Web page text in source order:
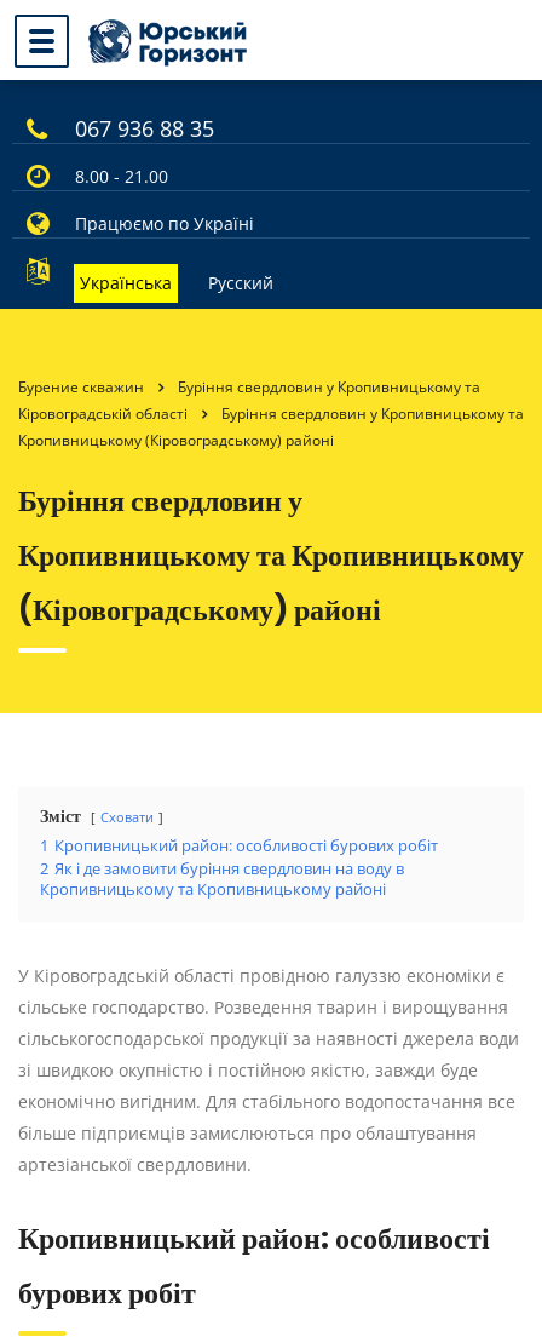
067 936 88 35
8.00 - 21.00
Працюємо по Україні
Українська Русский
Бурение скважин
Буріння свердловин у Кропивницькому та
Кіровоградській області
Буріння свердловин у Кропивницькому та
Кропивницькому (Кіровоградському) районі
Буріння свердловин у
Кропивницькому та Кропивницькому
(Кіровоградському) районі
Зміст Сховати
1 Кропивницький район: особливості бурових робіт
2 Як і де замовити буріння свердловин на воду в
Кропивницькому та Кропивницькому районі
У Кіровоградській області провідною галуззю економіки є
сільське господарство. Розведення тварин і вирощування
сільськогосподарської продукції за наявності джерела води
зі швидкою окупністю і постійною якістю, завжди буде
економічно вигідним. Для стабільного водопостачання все
більше підприємців замислюються про облаштування
артезіанської свердловини.
Кропивницький район: особливості
бурових робіт